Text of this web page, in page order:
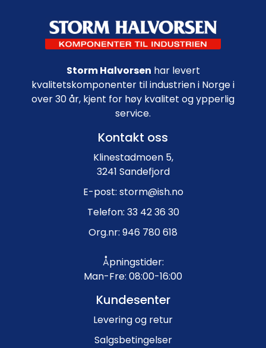
Footer navigation
Storm Halvorsen har levert
kvalitetskomponenter til industrien i Norge i
over 30 år, kjent for høy kvalitet og ypperlig
service.
Kontakt oss
Klinestadmoen 5,
3241 Sandefjord
E-post: storm@ish.no
Telefon: 33 42 36 30
Org.nr: 946 780 618
Åpningstider:
Man-Fre: 08:00-16:00
Kundesenter
Levering og retur
Salgsbetingelser